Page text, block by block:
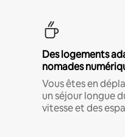
Des logements
nomades
Vous êtes en
un séjour longue
vitesse et des